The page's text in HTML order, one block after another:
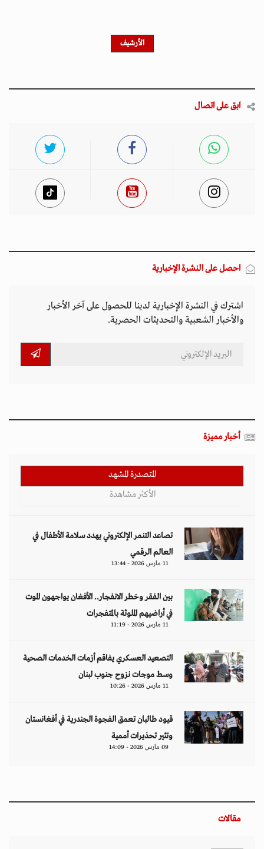
الأرشيف
ابق على اتصال
احصل على النشرة الإخبارية
اشترك في النشرة الإخبارية لدينا للحصول على آخر الأخبار
والأخبار الشعبية والتحديثات الحصرية.
أخبار مميزة
المتصدرة المشهد
الأكثر مشاهدة
تصاعد التنمر الإلكتروني يهدد سلامة الأطفال في
العالم الرقمي
11 مارس 2026 - 13:44
بين الفقر وخطر الانفجار.. الأفغان يواجهون الموت
في أراضيهم الملوثة بالمتفجرات
11 مارس 2026 - 11:19
التصعيد العسكري يفاقم أزمات الخدمات الصحية
وسط موجات نزوح جنوب لبنان
11 مارس 2026 - 10:26
قيود طالبان تعمق الفجوة الجندرية في أفغانستان
وتثير تحذيرات أممية
09 مارس 2026 - 14:09
مقالات